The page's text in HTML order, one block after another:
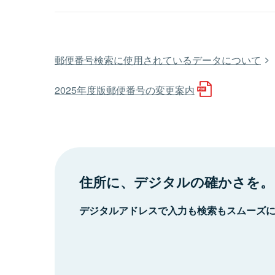
郵便番号検索に使用されているデータについて
2025年度版郵便番号の変更案内
住所に、デジタルの確かさを。
デジタルアドレスで入力も検索もスムーズ